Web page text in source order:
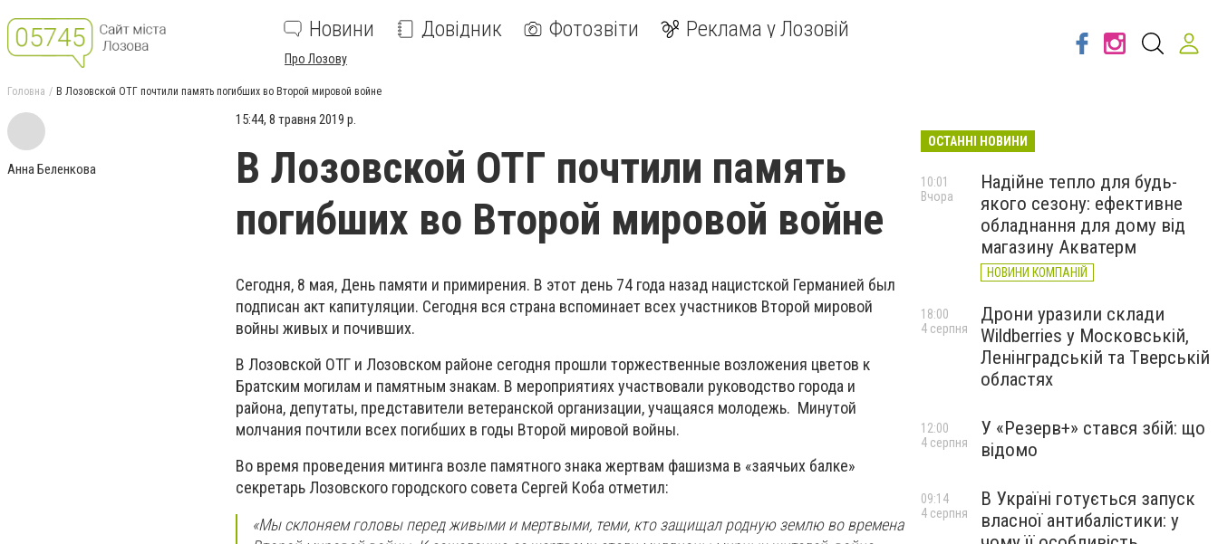
Новини Довідник Фотозвіти Реклама у Лозовій
Про Лозову
Головна В Лозовской ОТГ почтили память погибших во Второй мировой войне
Анна Беленкова
15:44, 8 травня 2019 р.
В Лозовской ОТГ почтили память
погибших во Второй мировой войне
Сегодня, 8 мая, День памяти и примирения. В этот день 74 года назад нацистской Германией был
подписан акт капитуляции. Сегодня вся страна вспоминает всех участников Второй мировой
войны живых и почивших.
В Лозовской ОТГ и Лозовском районе сегодня прошли торжественные возложения цветов к
Братским могилам и памятным знакам. В мероприятиях участвовали руководство города и
района, депутаты, представители ветеранской организации, учащаяся молодежь. Минутой
молчания почтили всех погибших в годы Второй мировой войны.
Во время проведения митинга возле памятного знака жертвам фашизма в «заячьих балке»
секретарь Лозовского городского совета Сергей Коба отметил:
«Мы склоняем головы перед живыми и мертвыми, теми, кто защищал родную землю во времена
ОСТАННІ НОВИНИ
Надійне тепло для будь-
якого сезону: ефективне
обладнання для дому від
магазину Акватерм
НОВИНИ КОМПАНІЙ
10:01
Вчора
Дрони уразили склади
Wildberries у Московській,
Ленінградській та Тверській
областях
18:00
4 серпня
У «Резерв+» стався збій: що
відомо
12:00
4 серпня
В Україні готується запуск
власної антибалістики: у
09:14
4 серпня